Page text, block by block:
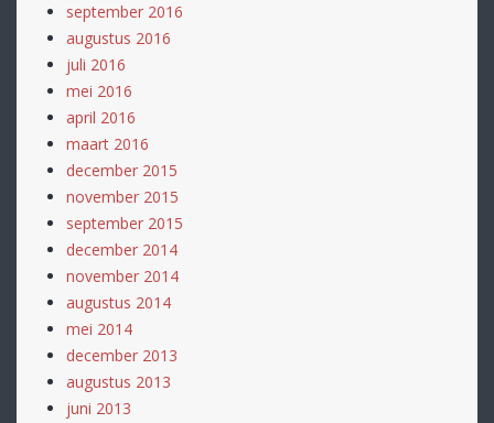
september 2016
augustus 2016
juli 2016
mei 2016
april 2016
maart 2016
december 2015
november 2015
september 2015
december 2014
november 2014
augustus 2014
mei 2014
december 2013
augustus 2013
juni 2013